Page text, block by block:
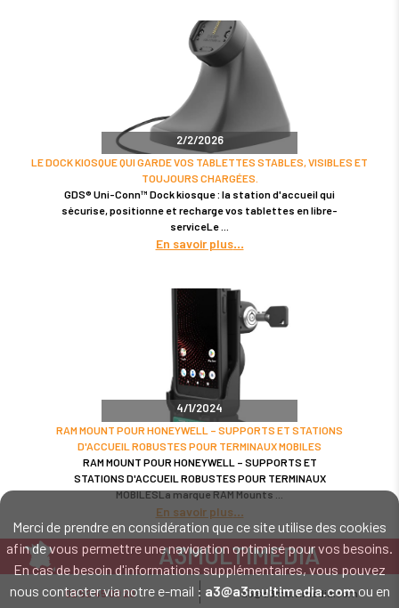
Merci de prendre en considération que ce site utilise des cookies
afin de vous permettre une navigation optimisé pour vos besoins.
En cas de besoin d'informations supplémentaires, vous pouvez
nous contacter via notre e-mail : a3@a3multimedia.comou en
2/2/2026
LE DOCK KIOSQUE QUI GARDE VOS TABLETTES STABLES, VISIBLES ET
TOUJOURS CHARGÉES.
GDS® Uni-Conn™ Dock kiosque : la station d'accueil qui
sécurise, positionne et recharge vos tablettes en libre-
serviceLe
En savoir plus
4/1/2024
RAM MOUNT POUR HONEYWELL – SUPPORTS ET STATIONS
D'ACCUEIL ROBUSTES POUR TERMINAUX MOBILES
RAM MOUNT POUR HONEYWELL – SUPPORTS ET
STATIONS D'ACCUEIL ROBUSTES POUR TERMINAUX
MOBILESLa marque RAM Mounts
En savoir plus
A3MULTIMEDIA
LE SPÉCIALISTE MATÉRIEL ET LOGICIEL CODE BARRE
02 52 45 00 20 a3@a3multimedia.com